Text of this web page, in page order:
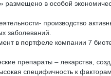
в особой
производство
заболеваний.
в портфеле компании 7
препараты – лекарства,
специфичность к